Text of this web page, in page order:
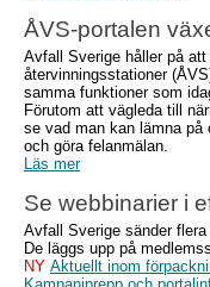
ÅVS-portalen
Avfall Sverige håller på
återvinningsstationer
samma funktioner som
Förutom att vägleda till
se vad man kan lämna
och göra felanmälan.
Läs mer
Se webbinarier i
Avfall Sverige sänder
De läggs upp på
NY Aktuellt inom